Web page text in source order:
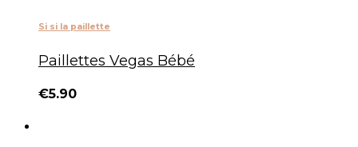
Si si la paillette
Paillettes Vegas Bébé
€5.90